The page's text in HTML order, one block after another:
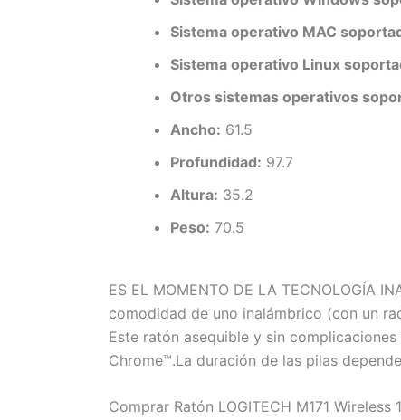
Sistema operativo MAC
Sistema operativo Linux
Otros sistemas operativos
Ancho: 61.5
Profundidad: 97.7
Altura: 35.2
Peso: 70.5
ES EL MOMENTO DE LA TECNOLOGÍA
comodidad de uno inalámbrico (con un
Este ratón asequible y sin
Chrome™.La duración de las pilas
Comprar Ratón LOGITECH M171